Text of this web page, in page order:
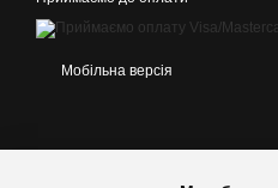
Мобільна версія